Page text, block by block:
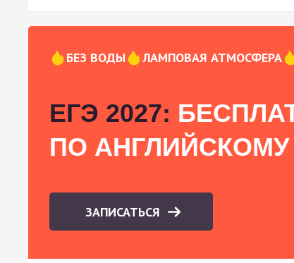
БЕЗ ВОДЫ ЛАМПОВАЯ АТМОСФЕРА
ЕГЭ 2027:
ПО АНГЛИЙСКОМУ
ЗАПИСАТЬСЯ